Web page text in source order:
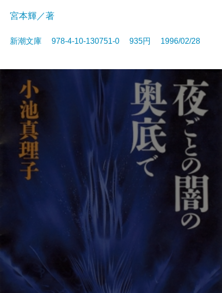
宮本輝／著
新潮文庫 978-4-10-130751-0 935円 1996/02/28